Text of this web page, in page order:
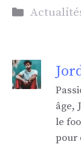
âge,
le
pour